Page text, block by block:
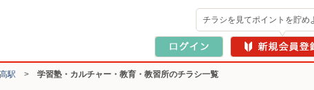
チラシを見てポイントを貯め
駅 > 学習塾・カルチャー・教育・教習所のチラシ一覧